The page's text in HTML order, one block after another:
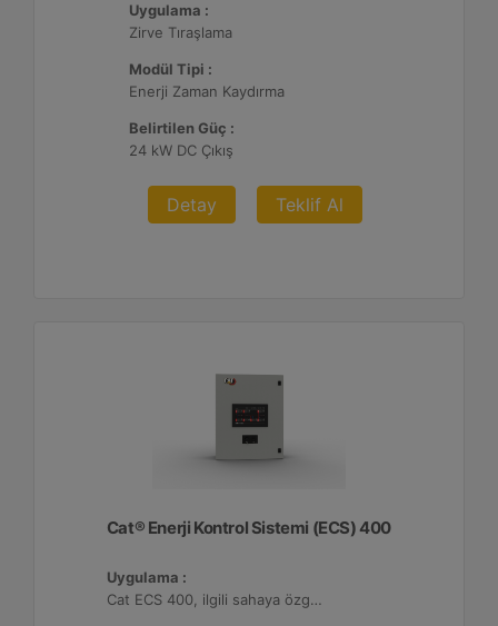
Uygulama :
Zirve Tıraşlama
Modül Tipi :
Enerji Zaman Kaydırma
Belirtilen Güç :
24 kW DC Çıkış
Detay Teklif Al
Cat® Enerji Kontrol Sistemi (ECS) 400
Uygulama :
Cat ECS 400, ilgili sahaya özgü varlık gereksinimlerini karşılayacak şekilde yapılandırılabildiği çeşitli mikro şebekelerde kullanılmaktadır.